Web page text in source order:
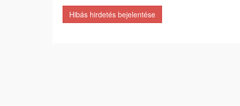
Hibás hirdetés bejelentése